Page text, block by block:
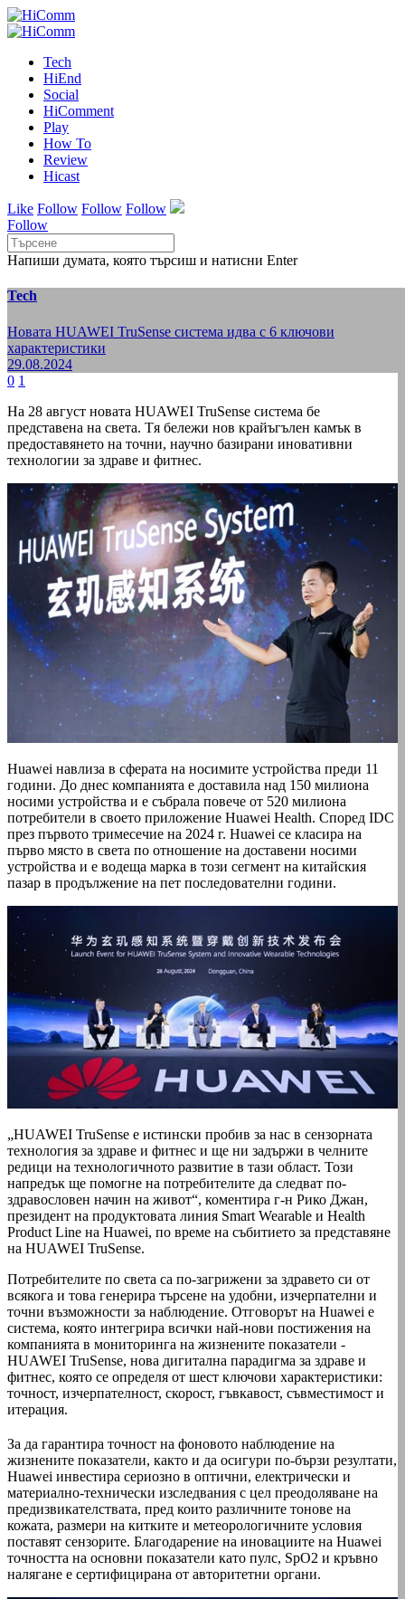
Tech
HiEnd
Social
HiComment
Play
How To
Review
Hicast
Like Follow Follow Follow
Follow
Напиши думата, която търсиш и натисни Enter
Tech
Новата HUAWEI TruSense система идва с 6 ключови
характеристики
29.08.2024
0 1
На 28 август новата HUAWEI TruSense система бе
представена на света. Tя бележи нов крайъгълен камък в
предоставянето на точни, научно базирани иновативни
технологии за здраве и фитнес.
Huawei навлиза в сферата на носимите устройства преди 11
години. До днес компанията е доставила над 150 милиона
носими устройства и е събрала повече от 520 милиона
потребители в своето приложение Huawei Health. Според IDC
през първото тримесечие на 2024 г. Huawei се класира на
първо място в света по отношение на доставени носими
устройства и е водеща марка в този сегмент на китайския
пазар в продължение на пет последователни години.
„HUAWEI TruSense е истински пробив за нас в сензорната
технология за здраве и фитнес и ще ни задържи в челните
редици на технологичното развитие в тази област. Този
напредък ще помогне на потребителите да следват по-
здравословен начин на живот“, коментира г-н Рико Джан,
президент на продуктовата линия Smart Wearable и Health
Product Line на Huawei, по време на събитието за представяне
на HUAWEI TruSense.
Потребителите по света са по-загрижени за здравето си от
всякога и това генерира търсене на удобни, изчерпателни и
точни възможности за наблюдение. Отговорът на Huawei е
система, която интегрира всички най-нови постижения на
компанията в мониторинга на жизнените показатели -
HUAWEI TruSense, нова дигитална парадигма за здраве и
фитнес, която се определя от шест ключови характеристики:
точност, изчерпателност, скорост, гъвкавост, съвместимост и
итерация.
За да гарантира точност на фоновото наблюдение на
жизнените показатели, както и да осигури по-бързи резултати,
Huawei инвестира сериозно в оптични, електрически и
материално-технически изследвания с цел преодоляване на
предизвикателствата, пред които различните тонове на
кожата, размери на китките и метеорологичните условия
поставят сензорите. Благодарение на иновациите на Huawei
точността на основни показатели като пулс, SpO2 и кръвно
налягане е сертифицирана от авторитетни органи.